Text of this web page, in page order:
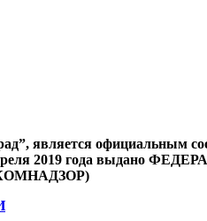
является официальным
апреля 2019 года